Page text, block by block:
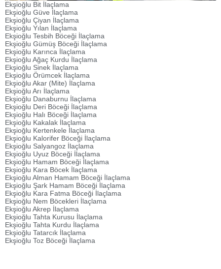
Ekşioğlu Bit İlaçlama
Ekşioğlu Güve İlaçlama
Ekşioğlu Çiyan İlaçlama
Ekşioğlu Yılan İlaçlama
Ekşioğlu Tesbih Böceği İlaçlama
Ekşioğlu Gümüş Böceği İlaçlama
Ekşioğlu Karınca İlaçlama
Ekşioğlu Ağaç Kurdu İlaçlama
Ekşioğlu Sinek İlaçlama
Ekşioğlu Örümcek İlaçlama
Ekşioğlu Akar (Mite) İlaçlama
Ekşioğlu Arı İlaçlama
Ekşioğlu Danaburnu İlaçlama
Ekşioğlu Deri Böceği İlaçlama
Ekşioğlu Halı Böceği İlaçlama
Ekşioğlu Kakalak İlaçlama
Ekşioğlu Kertenkele İlaçlama
Ekşioğlu Kalorifer Böceği İlaçlama
Ekşioğlu Salyangoz İlaçlama
Ekşioğlu Uyuz Böceği İlaçlama
Ekşioğlu Hamam Böceği İlaçlama
Ekşioğlu Kara Böcek İlaçlama
Ekşioğlu Alman Hamam Böceği İlaçlama
Ekşioğlu Şark Hamam Böceği İlaçlama
Ekşioğlu Kara Fatma Böceği İlaçlama
Ekşioğlu Nem Böcekleri İlaçlama
Ekşioğlu Akrep İlaçlama
Ekşioğlu Tahta Kurusu İlaçlama
Ekşioğlu Tahta Kurdu İlaçlama
Ekşioğlu Tatarcık İlaçlama
Ekşioğlu Toz Böceği İlaçlama